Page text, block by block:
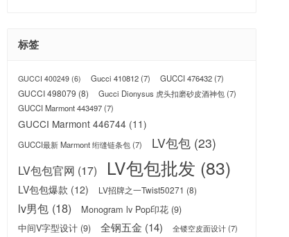
标签
GUCCI 400249 (6) Gucci 410812(7) GUCCI 476432(7)
GUCCI 498079 (8) Gucci Dionysus 虎头扣磨砂皮酒神包(7)
GUCCI Marmont 443497(7)
GUCCI Marmont 446744 (11)
GUCCI最新 Marmont 绗缝链条包(7) LV包包 (23)
LV包包官网 (17) LV包包批发 (83)
LV包包爆款 (12) LV招牌之一Twist50271 (8)
lv男包 (18) Monogram lv Pop印花 (9)
中间V字型设计 (9) 全钢五金 (14) 全镂空皮面设计(7)